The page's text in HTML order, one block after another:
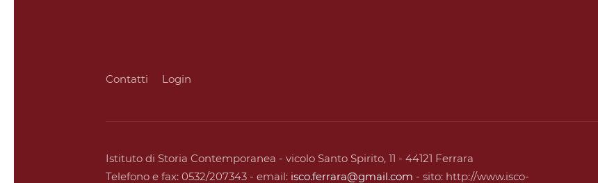
Contatti Login
Istituto di Storia Contemporanea - vicolo Santo Spirito, 11 - 44121 Ferrara
Telefono e fax: 0532/207343 - email: isco.ferrara@gmail.com - sito: http://www.isco-